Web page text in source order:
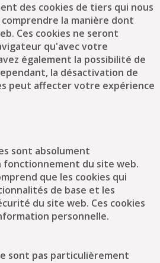
des cookies de tiers qui nous
la manière dont
Ces cookies ne seront
qu'avec votre
également la possibilité de
la désactivation de
peut affecter votre expérience
sont absolument
fonctionnement du site web.
que les cookies qui
de base et les
du site web. Ces cookies
personnelle.
sont pas particulièrement